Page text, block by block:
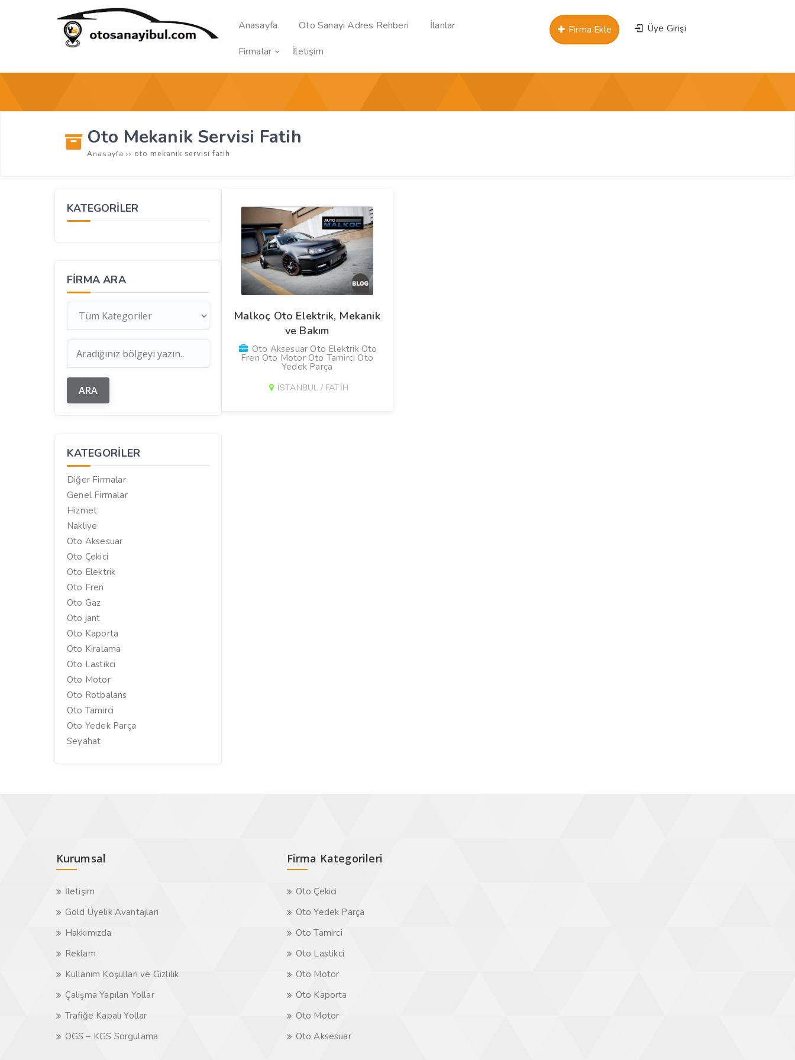
Anasayfa Oto Sanayi Adres Rehberi
İlanlar
Firmalar
İletişim
Üye Girişi
Firma Ekle
Oto Mekanik Servisi Fatih
Anasayfa ›› oto mekanik servisi fatih
KATEGORİLER
FIRMA ARA
KATEGORILER
Diğer Firmalar
Genel Firmalar
Hizmet
Nakliye
Oto Aksesuar
Oto Çekici
Oto Elektrik
Oto Fren
Oto Gaz
Oto jant
Oto Kaporta
Oto Kiralama
Oto Lastikci
Oto Motor
Oto Rotbalans
Oto Tamirci
Oto Yedek Parça
Seyahat
Malkoç Oto Elektrik, Mekanik
ve Bakım
Oto Aksesuar Oto Elektrik Oto
Fren Oto Motor Oto Tamirci Oto
Yedek Parça
İSTANBUL / FATİH
Kurumsal
İletişim
Gold Üyelik Avantajları
Hakkımızda
Reklam
Kullanım Koşulları ve Gizlilik
Çalışma Yapılan Yollar
Trafiğe Kapalı Yollar
OGS – KGS Sorgulama
Firma Kategorileri
Oto Çekici
Oto Yedek Parça
Oto Tamirci
Oto Lastikci
Oto Motor
Oto Kaporta
Oto Motor
Oto Aksesuar